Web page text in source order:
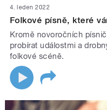
4. leden 2022
Folkové písně, které
Kromě novoročních
probírat událostmi a
folkové scéně.